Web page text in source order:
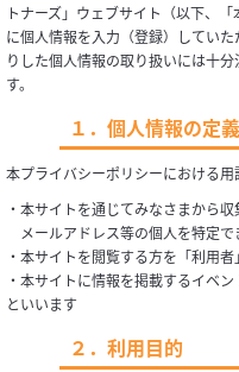
トナーズ」ウェブサイト（以下、
に個人情報を入力（登録）してい
りした個人情報の取り扱いには十
す。
１．個人情報の定義
本プライバシーポリシーにおける用
・本サイトを通じてみなさまから
メールアドレス等の個人を特定
・本サイトを閲覧する方を「利用
・本サイトに情報を掲載するイベ
といいます
２．利用目的